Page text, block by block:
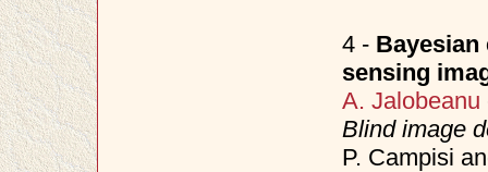
4 -
sensing
A. Jalobeanu
Blind image
P. Campisi